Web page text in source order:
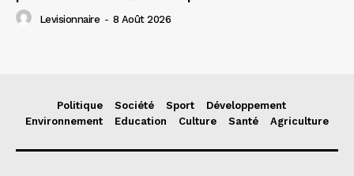
Levisionnaire - 8 Août 2026
Politique Société Sport
Développement
Environnement
Education Culture Santé Agriculture